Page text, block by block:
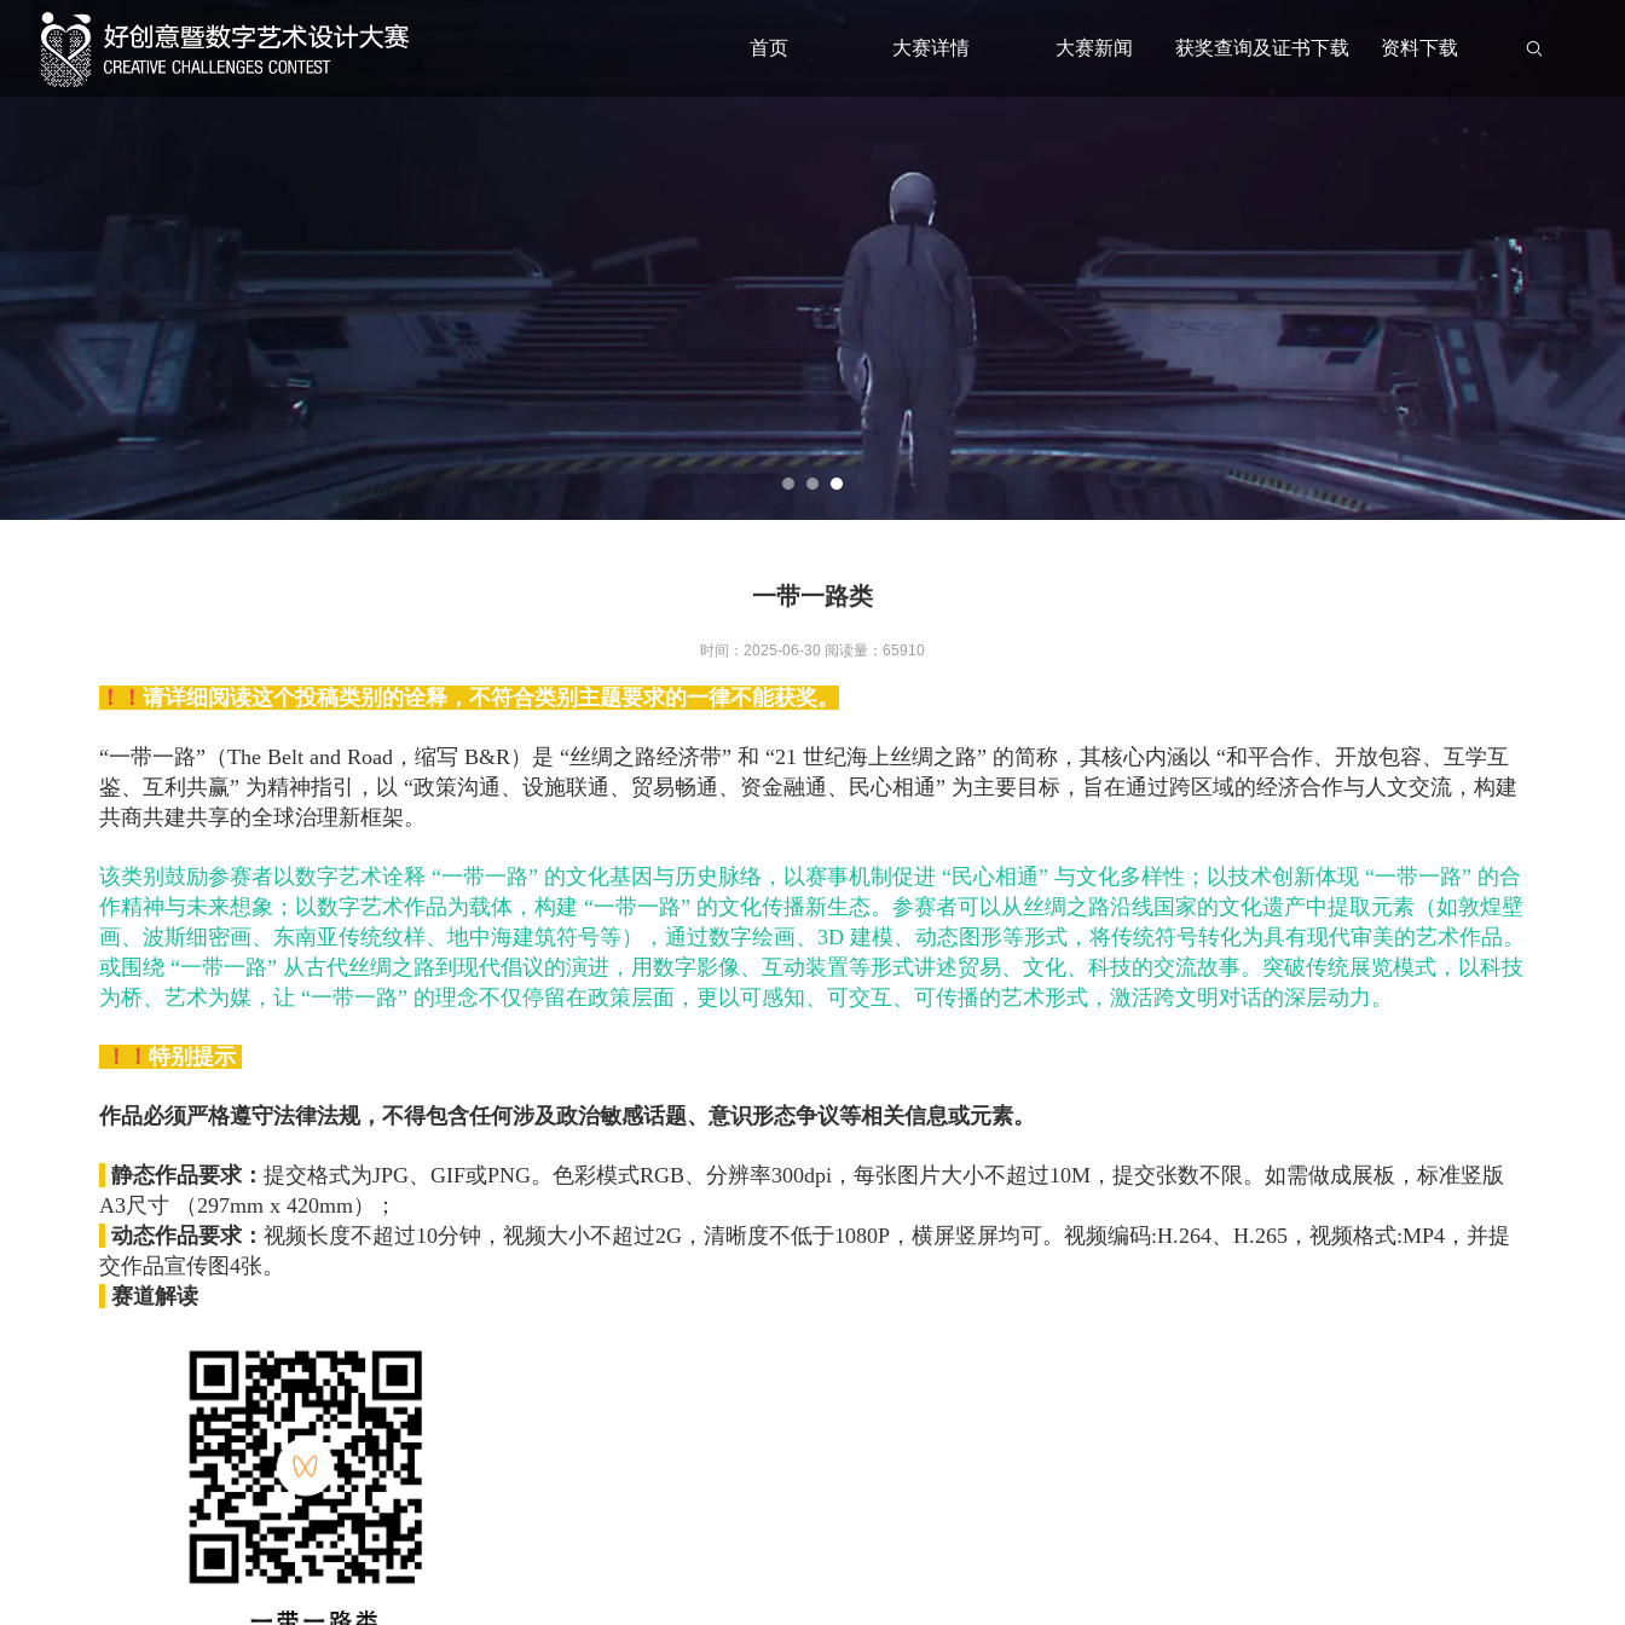
首页 大赛详情 大赛新闻 获奖查询及证书下载 资料下载
一带一路类
时间：2025-06-30 阅读量：65910
！！ 请详细阅读这个投稿类别的诠释，不符合类别主题要求的一律不能获奖。
“一带一路”（The Belt and Road，缩写 B&R）是 “丝绸之路经济带” 和 “21 世纪海上丝绸之路” 的简称，其核心内涵以 “和平合作、开放包容、互学互
鉴、互利共赢” 为精神指引，以 “政策沟通、设施联通、贸易畅通、资金融通、民心相通” 为主要目标，旨在通过跨区域的经济合作与人文交流，构建
共商共建共享的全球治理新框架。
该类别鼓励参赛者以数字艺术诠释 “一带一路” 的文化基因与历史脉络，以赛事机制促进 “民心相通” 与文化多样性；以技术创新体现 “一带一路” 的合
作精神与未来想象；以数字艺术作品为载体，构建 “一带一路” 的文化传播新生态。参赛者可以从丝绸之路沿线国家的文化遗产中提取元素（如敦煌壁
画、波斯细密画、东南亚传统纹样、地中海建筑符号等），通过数字绘画、3D 建模、动态图形等形式，将传统符号转化为具有现代审美的艺术作品。
或围绕 “一带一路” 从古代丝绸之路到现代倡议的演进，用数字影像、互动装置等形式讲述贸易、文化、科技的交流故事。突破传统展览模式，以科技
为桥、艺术为媒，让 “一带一路” 的理念不仅停留在政策层面，更以可感知、可交互、可传播的艺术形式，激活跨文明对话的深层动力。
！！ 特别提示
作品必须严格遵守法律法规，不得包含任何涉及政治敏感话题、意识形态争议等相关信息或元素。
静态作品要求： 提交格式为JPG、GIF或PNG。色彩模式RGB、分辨率300dpi，每张图片大小不超过10M，提交张数不限。如需做成展板，标准竖版
A3尺寸 （297mm x 420mm）；
动态作品要求： 视频长度不超过10分钟，视频大小不超过2G，清晰度不低于1080P，横屏竖屏均可。视频编码:H.264、H.265，视频格式:MP4，并提
交作品宣传图4张。
赛道解读